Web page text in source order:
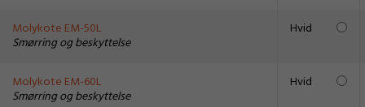
Molykote EM-50L
Smørring og beskyttelse
Hvid
Molykote EM-60L
Smørring og beskyttelse
Hvid